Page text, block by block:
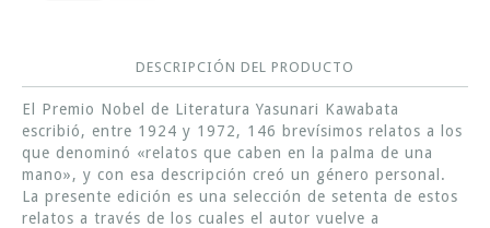
DESCRIPCIÓN DEL PRODUCTO
El Premio Nobel de Literatura Yasunari Kawabata
escribió, entre 1924 y 1972, 146 brevísimos relatos a los
que denominó «relatos que caben en la palma de una
mano», y con esa descripción creó un género personal.
La presente edición es una selección de setenta de estos
relatos a través de los cuales el autor vuelve a